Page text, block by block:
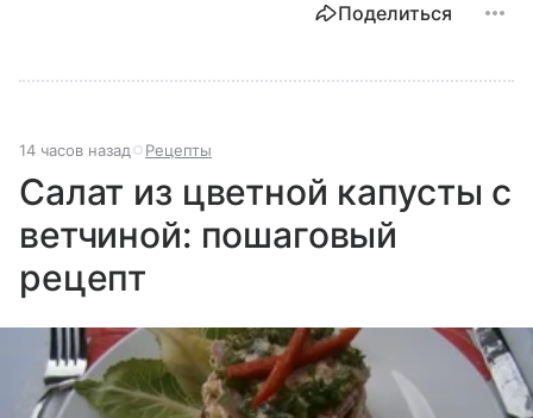
Поделиться
14 часов назад Рецепты
Салат из цветной капусты с
ветчиной: пошаговый
рецепт